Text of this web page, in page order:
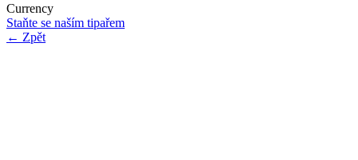
Currency
Staňte se naším tipařem
← Zpět